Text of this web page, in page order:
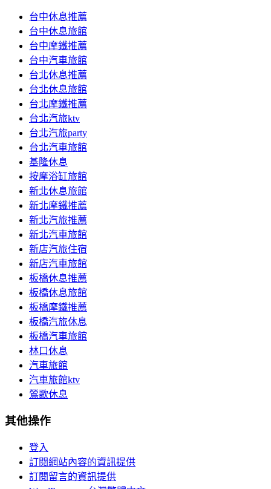
台中休息推薦
台中休息旅館
台中摩鐵推薦
台中汽車旅館
台北休息推薦
台北休息旅館
台北摩鐵推薦
台北汽旅ktv
台北汽旅party
台北汽車旅館
基隆休息
按摩浴缸旅館
新北休息旅館
新北摩鐵推薦
新北汽旅推薦
新北汽車旅館
新店汽旅住宿
新店汽車旅館
板橋休息推薦
板橋休息旅館
板橋摩鐵推薦
板橋汽旅休息
板橋汽車旅館
林口休息
汽車旅館
汽車旅館ktv
鶯歌休息
其他操作
登入
訂閱網站內容的資訊提供
訂閱留言的資訊提供